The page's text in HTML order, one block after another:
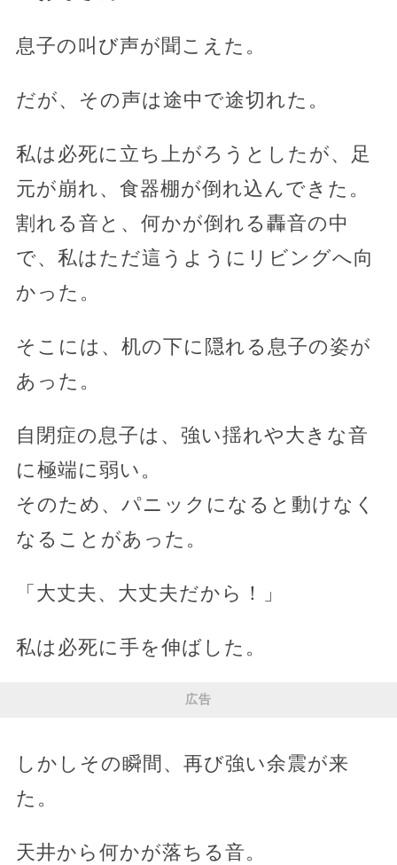
息子の叫び声が聞こえた。
だが、その声は途中で途切れた。
私は必死に立ち上がろうとしたが、足
元が崩れ、食器棚が倒れ込んできた。
割れる音と、何かが倒れる轟音の中
で、私はただ這うようにリビングへ向
かった。
そこには、机の下に隠れる息子の姿が
あった。
自閉症の息子は、強い揺れや大きな音
に極端に弱い。
そのため、パニックになると動けなく
なることがあった。
「大丈夫、大丈夫だから！」
私は必死に手を伸ばした。
広告
しかしその瞬間、再び強い余震が来
た。
天井から何かが落ちる音。